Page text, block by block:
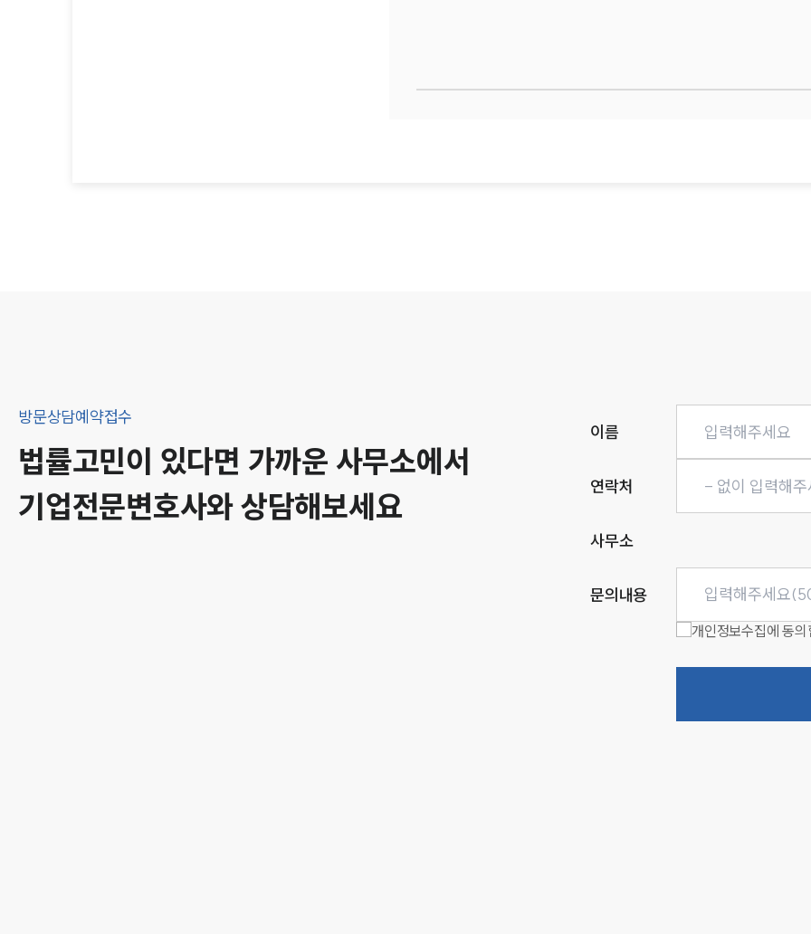
방문상담예약접수
법률고민이 있다면 가까운 사무소에서
기업전문변호사와 상담해보세요
이름
연락처
사무소
문의내용
개인정보수집에 동의